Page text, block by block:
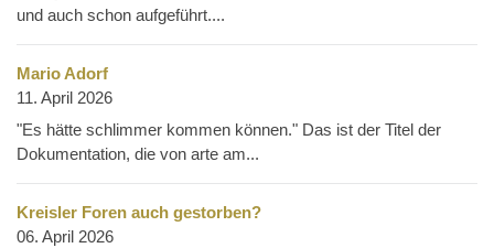
und auch schon aufgeführt....
Mario Adorf
11. April 2026
"Es hätte schlimmer kommen können." Das ist der Titel der
Dokumentation, die von arte am...
Kreisler Foren auch gestorben?
06. April 2026